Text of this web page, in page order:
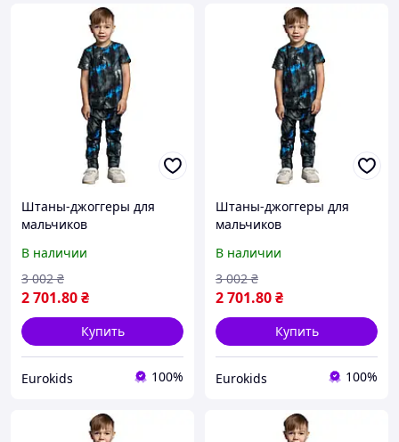
Штаны-джоггеры для
мальчиков
В наличии
2 701.80₴
3 002 ₴
Купить
Eurokids 100%
Штаны-джоггеры для
мальчиков
В наличии
2 701.80₴
3 002 ₴
Купить
Eurokids 100%